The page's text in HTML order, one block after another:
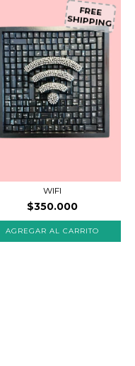
FREE
SHIPPING
WIFI
$350.000